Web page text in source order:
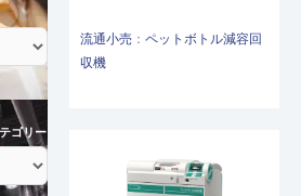
ゴリー
流通小売 ： ペットボトル減容回
収機